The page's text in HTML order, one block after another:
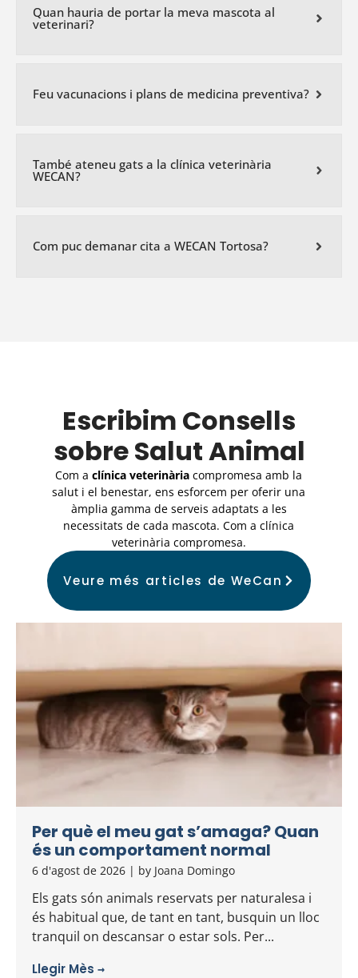
Quan hauria de portar la meva mascota al
veterinari?
Feu vacunacions i plans de medicina preventiva?
També ateneu gats a la clínica veterinària
WECAN?
Com puc demanar cita a WECAN Tortosa?
Escribim Consells
sobre Salut Animal
Com aclínica veterinària compromesa amb la
salut i el benestar, ens esforcem per oferir una
àmplia gamma de serveis adaptats a les
necessitats de cada mascota. Com a clínica
veterinària compromesa.
Veure més articles de WeCan
Per què el meu gat s’amaga? Quan
és un comportament normal
6 d'agost de 2026 | by Joana Domingo
Els gats són animals reservats per naturalesa i
és habitual que, de tant en tant, busquin un lloc
tranquil on descansar o estar sols. Per...
Llegir Mès →